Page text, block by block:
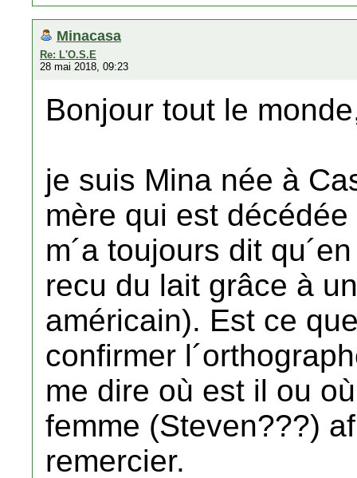
Minacasa
Re: L'O.S.E
28 mai 2018, 09:23
Bonjour tout le
je suis Mina née à
mère qui est
m´a toujours dit
recu du lait grâce à
américain). Est ce
confirmer
me dire où est il ou
femme (Steven???)
remercier.